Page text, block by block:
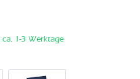
1-3 Werktage